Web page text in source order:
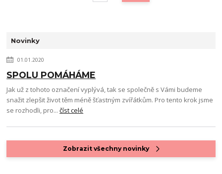
Novinky
01.01.2020
SPOLU POMÁHÁME
Jak už z tohoto označení vyplývá, tak se společně s Vámi budeme
snažit zlepšit život těm méně šťastným zvířátkům. Pro tento krok jsme
se rozhodli, pro...číst celé
Zobrazit všechny novinky